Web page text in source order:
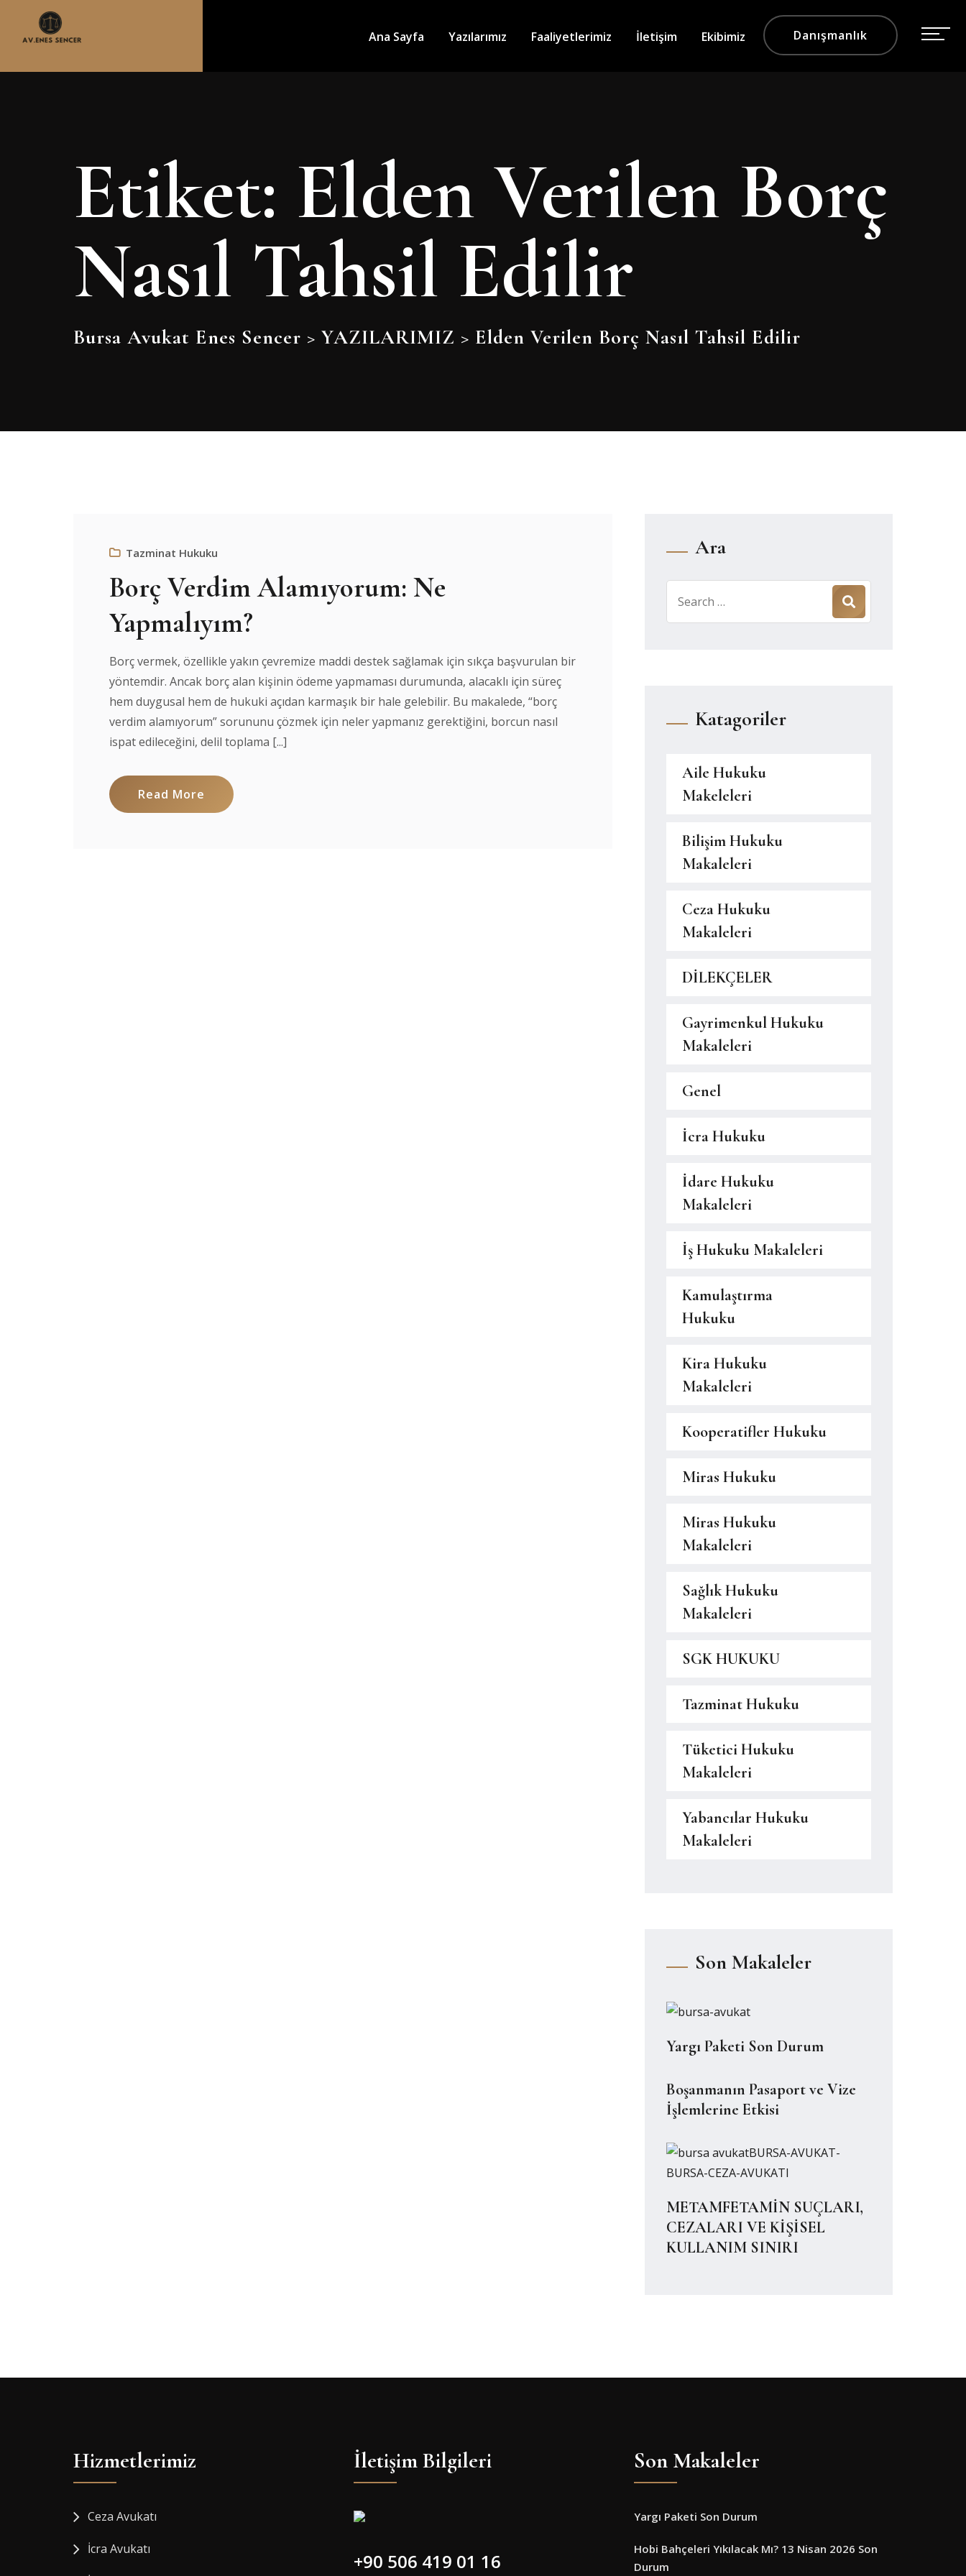
Ana Sayfa Yazılarımız Faaliyetlerimiz İletişim Ekibimiz Danışmanlık
Etiket: Elden Verilen Borç
Nasıl Tahsil Edilir
Bursa Avukat Enes Sencer > YAZILARIMIZ > Elden Verilen Borç Nasıl Tahsil Edilir
Tazminat Hukuku
Borç Verdim Alamıyorum: Ne
Yapmalıyım?
Borç vermek, özellikle yakın çevremize maddi destek sağlamak için sıkça başvurulan bir
yöntemdir. Ancak borç alan kişinin ödeme yapmaması durumunda, alacaklı için süreç
hem duygusal hem de hukuki açıdan karmaşık bir hale gelebilir. Bu makalede, “borç
verdim alamıyorum” sorununu çözmek için neler yapmanız gerektiğini, borcun nasıl
ispat edileceğini, delil toplama [...]
Read More
Ara
for:
Katagoriler
Aile Hukuku
Makeleleri
Bilişim Hukuku
Makaleleri
Ceza Hukuku
Makaleleri
DİLEKÇELER
Gayrimenkul Hukuku
Makaleleri
Genel
İcra Hukuku
İdare Hukuku
Makaleleri
İş Hukuku Makaleleri
Kamulaştırma
Hukuku
Kira Hukuku
Makaleleri
Kooperatifler Hukuku
Miras Hukuku
Miras Hukuku
Makaleleri
Sağlık Hukuku
Makaleleri
SGK HUKUKU
Tazminat Hukuku
Tüketici Hukuku
Makaleleri
Yabancılar Hukuku
Makaleleri
Son Makaleler
Yargı Paketi Son Durum
Boşanmanın Pasaport ve Vize
İşlemlerine Etkisi
METAMFETAMİN SUÇLARI,
CEZALARI VE KİŞİSEL
KULLANIM SINIRI
Hizmetlerimiz
Ceza Avukatı
İcra Avukatı
İletişim Bilgileri
+90 506 419 01 16
Son Makaleler
Yargı Paketi Son Durum
Hobi Bahçeleri Yıkılacak Mı? 13 Nisan 2026 Son
Durum